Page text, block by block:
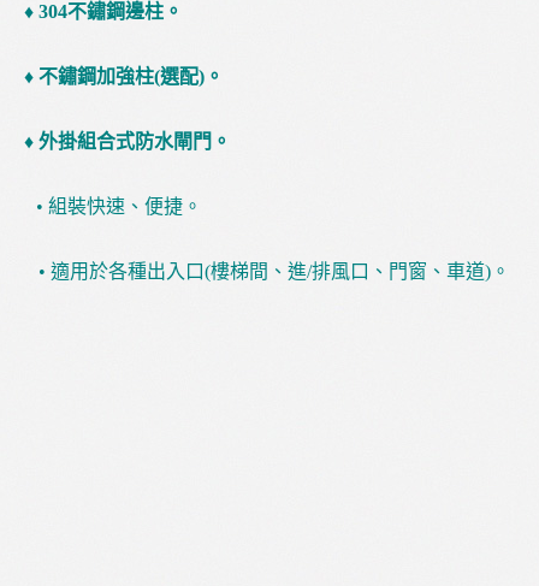
♦ 304不鏽鋼邊柱。
♦ 不鏽鋼加強柱(選配)。
♦ 外掛組合式防水閘門。
• 組裝快速、便捷。
• 適用於各種出入口(樓梯間、進/排風口、門窗、車道)。